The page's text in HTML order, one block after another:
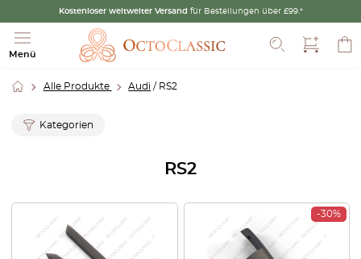
Kostenloser weltweiter Versand für Bestellungen über £99.*
Menü
Suche
Alle Produkte Audi / RS2
Kategorien
RS2
-30%